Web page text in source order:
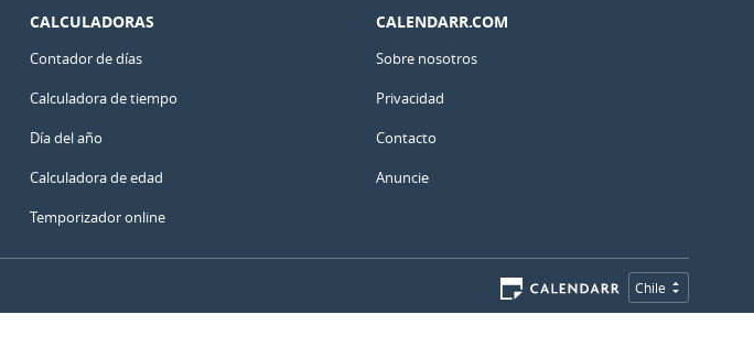
CALCULADORAS
Contador de días
Calculadora de tiempo
Día del año
Calculadora de edad
Temporizador online
CALENDARR.COM
Sobre nosotros
Privacidad
Contacto
Anuncie
Chile